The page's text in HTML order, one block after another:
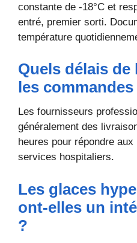
constante de -18°C et
entré, premier sorti.
température
Quels délais
les
Les fournisseurs
généralement des
heures pour répondre
services hospitaliers.
Les glaces
ont-elles un
?